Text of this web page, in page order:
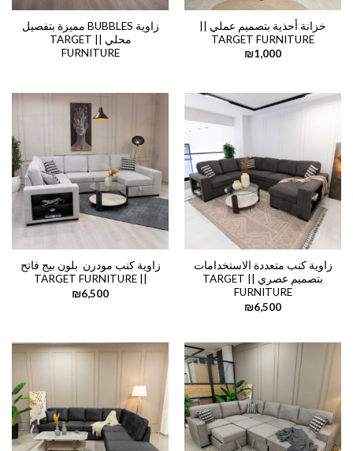
خزانة أحذية بتصميم عملي ||
TARGET FURNITURE
₪1,000
زاوية BUBBLES مميزة بتفصيل
محلي || TARGET
FURNITURE
زاوية كنب متعددة الاستخدامات
بتصميم عصري || TARGET
FURNITURE
₪6,500
زاوية كنب مودرن بلون بيج فاتح
|| TARGET FURNITURE
₪6,500